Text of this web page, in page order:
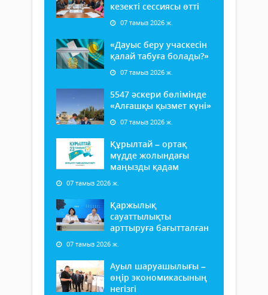
кезекті сессиясы өтті
07 тамыз 2026 ж.
«Дауыс беру учаскесін
қалай табуға болады?»
07 тамыз 2026 ж.
5547 әскери бөлімінде
«Алғашқы қызмет күні»
07 тамыз 2026 ж.
Құрылтай – ортақ
мүдде жолындағы
маңызды қадам
07 тамыз 2026 ж.
Қаржылық
сауаттылықты
арттыруға бағытталған
07 тамыз 2026 ж.
Ауыл шаруашылығы –
өңір экономикасының
негізгі